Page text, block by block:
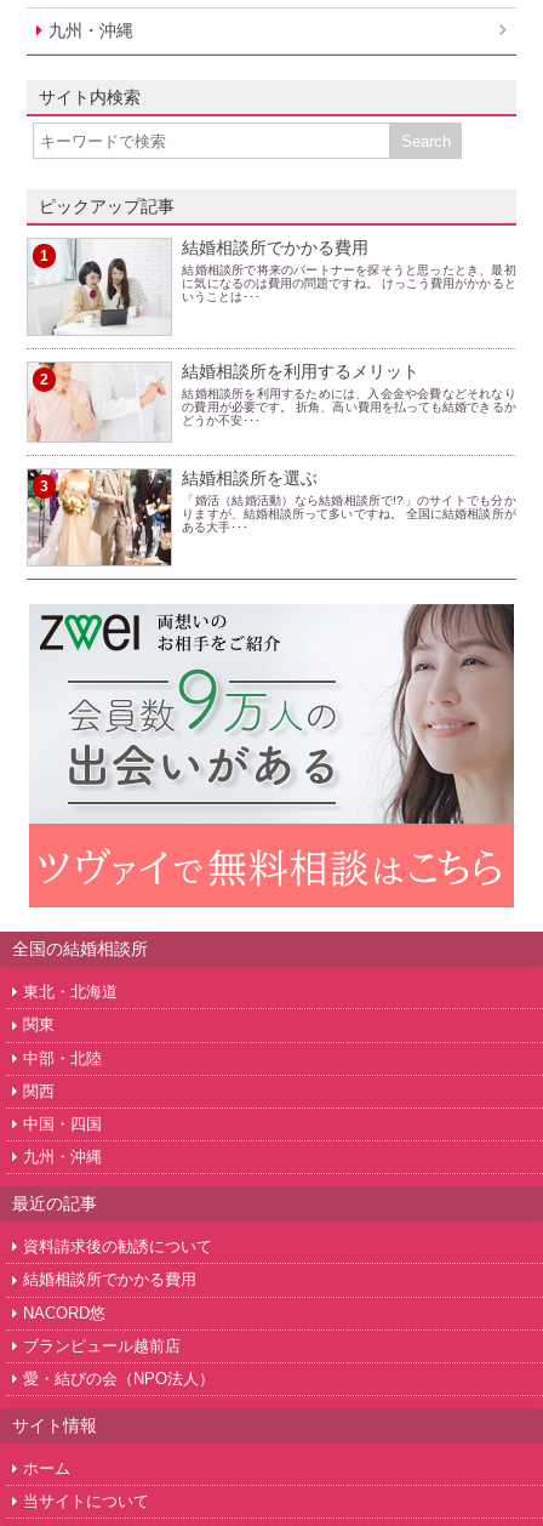
九州・沖縄
サイト内検索
ピックアップ記事
1 結婚相談所でかかる費用
結婚相談所で将来のパートナーを探そうと思ったとき、最初
に気になるのは費用の問題ですね。 けっこう費用がかかると
いうことは･･･
2 結婚相談所を利用するメリット
結婚相談所を利用するためには、入会金や会費などそれなり
の費用が必要です。 折角、高い費用を払っても結婚できるか
どうか不安･･･
3 結婚相談所を選ぶ
「婚活（結婚活動）なら結婚相談所で!?」のサイトでも分か
りますが、結婚相談所って多いですね。 全国に結婚相談所が
ある大手･･･
全国の結婚相談所
東北・北海道
関東
中部・北陸
関西
中国・四国
九州・沖縄
最近の記事
資料請求後の勧誘について
結婚相談所でかかる費用
NACORD悠
ブランピュール越前店
愛・結びの会（NPO法人）
サイト情報
ホーム
当サイトについて